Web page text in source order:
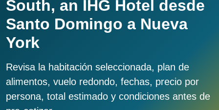
South, an IHG Hotel desde
Santo Domingo a Nueva
York
Revisa la habitación seleccionada, plan de
alimentos, vuelo redondo, fechas, precio por
persona, total estimado y condiciones antes de